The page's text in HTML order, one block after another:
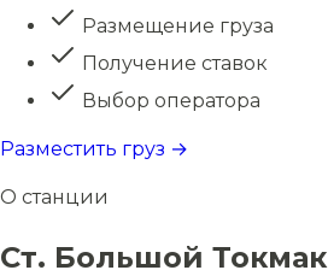
Размещение груза
Получение ставок
Выбор оператора
Разместить груз →
О станции
Ст. Большой Токмак